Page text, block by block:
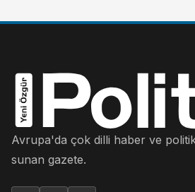
Avrupa'da çok dilli haber ve politik
sunan gazete.